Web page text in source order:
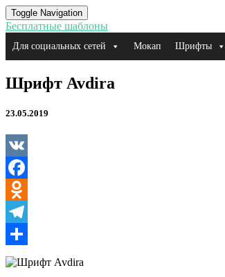
Toggle Navigation
Бесплатные шаблоны
Для социальных сетей Мокап Шрифты
Шрифт
Avdira
Шрифт Avdira
23.05.2019
VK
Facebook
Odnoklassniki
Telegram
Отправить